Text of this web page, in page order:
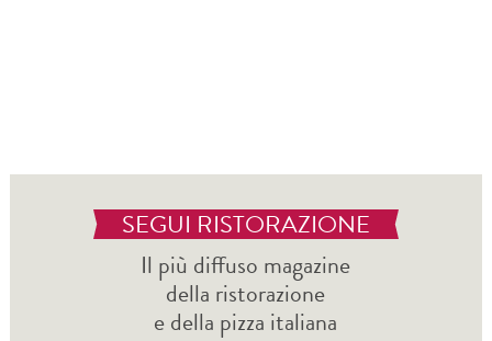
SEGUI RISTORAZIONE
Il più diffuso magazine
della ristorazione
e della pizza italiana